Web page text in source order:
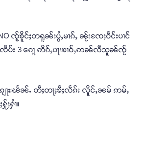
ၸႂ့်ၶိူင်ႈတရူၼ်းပွႆႇမၢၵ်ႇ ၼႂ်းၸႄႈဝဵင်းပၢင်
ၸဵပ်း 3 ၵေႃ့ ဢိၵ်ႇပႃးၶၢဝ်ႇဢၼ်လီသူၼ်ၸႂ်
ၵျႃႊၽႅၼ်ႉ တီႈတႃႈၶီႈလဵၵ်း လိူင်ႇၼမ် ဢမ်ႇ
ႁၢႆ။